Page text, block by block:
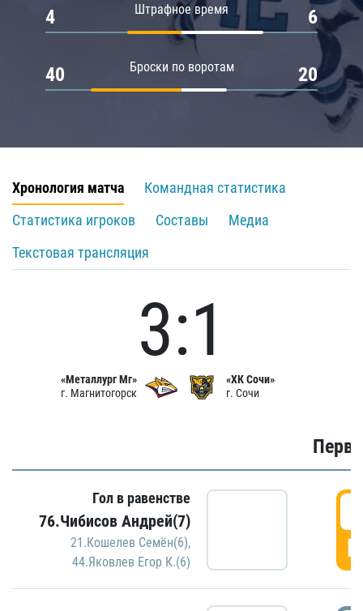
Штрафное время
4 6
Броски по воротам
40 20
Хронология матча
Командная статистика
Статистика игроков
Составы
Медиа
Текстовая трансляция
«Металлург Мг»
г. Магнитогорск
3:1
«ХК Сочи»
г. Сочи
Гол в равенстве
76.Чибисов Андрей(7)
21.Кошелев Семён(6),
44.Яковлев Егор К.(6)